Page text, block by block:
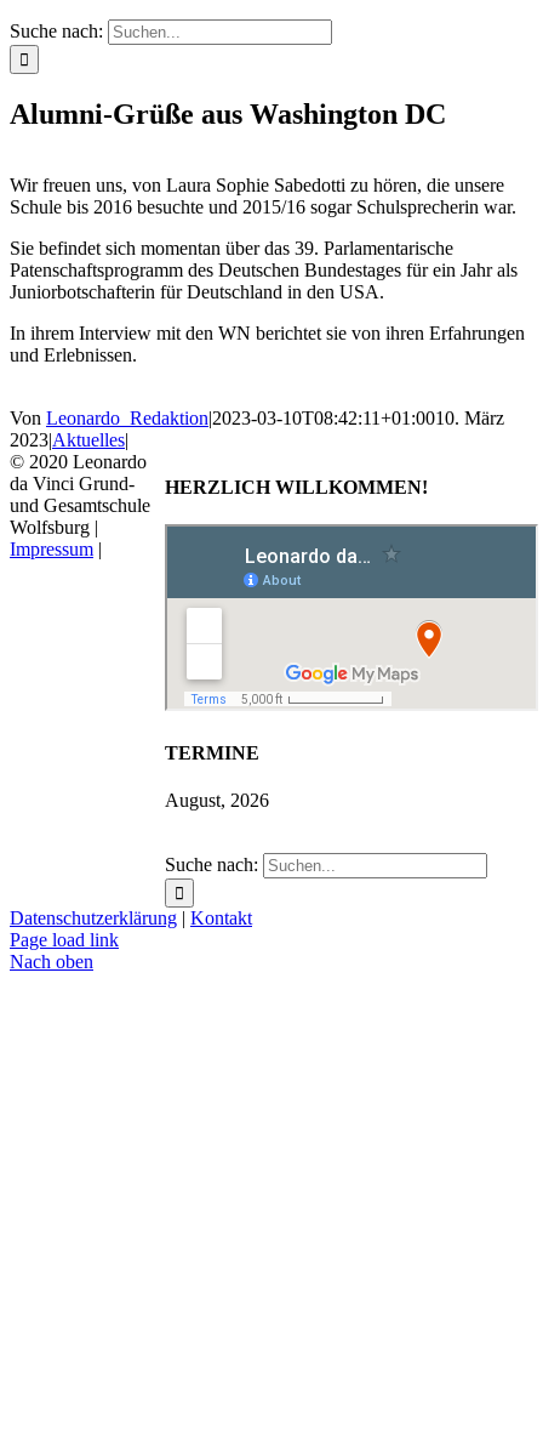
Suche nach:
Alumni-Grüße aus Washington DC
Wir freuen uns, von Laura Sophie Sabedotti zu hören, die unsere
Schule bis 2016 besuchte und 2015/16 sogar Schulsprecherin war.
Sie befindet sich momentan über das 39. Parlamentarische
Patenschaftsprogramm des Deutschen Bundestages für ein Jahr als
Juniorbotschafterin für Deutschland in den USA.
In ihrem Interview mit den WN berichtet sie von ihren Erfahrungen
und Erlebnissen.
Von Leonardo_Redaktion|2023-03-10T08:42:11+01:0010. März
2023|Aktuelles|
HERZLICH WILLKOMMEN!
TERMINE
August, 2026
Suche nach:
© 2020 Leonardo
da Vinci Grund-
und Gesamtschule
Wolfsburg |
Impressum |
Datenschutzerklärung | Kontakt
Page load link
Nach oben